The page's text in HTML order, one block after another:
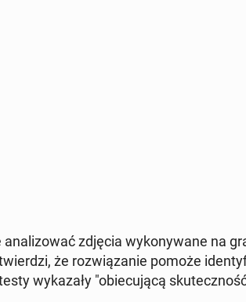
zdjęcia wy­ko­ny­wa­ne na
że roz­wią­za­nie pomoże
wy­ka­za­ły "obie­cu­ją­cą